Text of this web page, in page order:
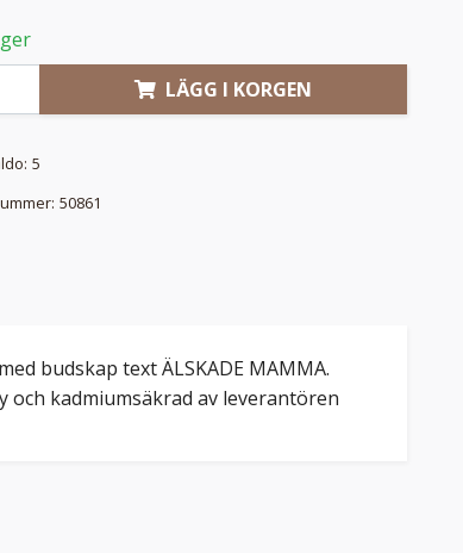
LÄGG I KORGEN
5
50861
budskap text ÄLSKADE MAMMA.
och kadmiumsäkrad av leverantören